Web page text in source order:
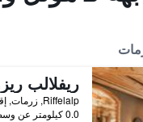
ريفلالب
Riffelalp, زرمات, إقليم فاليه, سويسرا
0.0 كيلومتر عن وسط المدينة